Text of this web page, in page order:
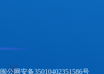
闽公网安备35010402351586号